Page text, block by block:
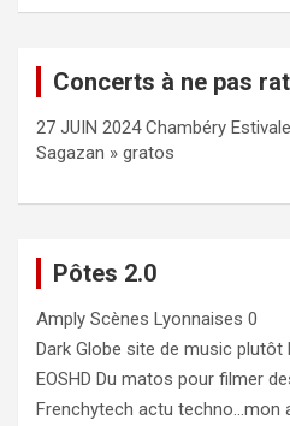
Concerts à ne pas
27 JUIN 2024 Chambéry
Sagazan » gratos
Pôtes 2.0
Amply Scènes Lyonnaises 0
Dark Globe site de music plutôt
EOSHD Du matos pour filmer
Frenchytech actu techno…mon